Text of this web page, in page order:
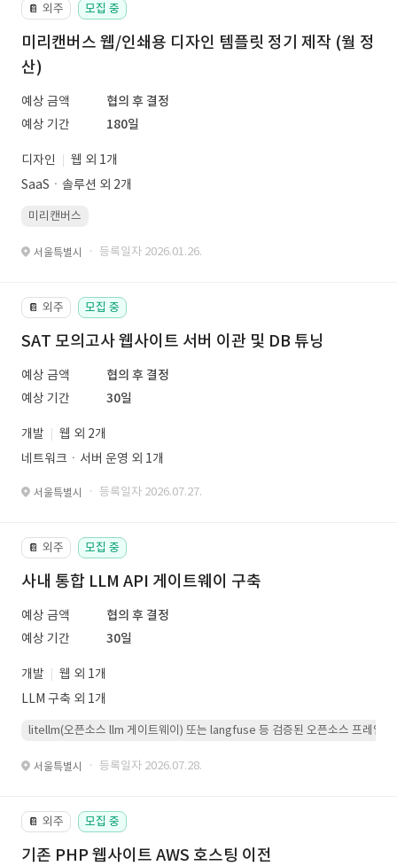
📔 외주 모집 중
미리캔버스 웹/인쇄용 디자인 템플릿 정기 제작 (월 정
산)
예상 금액
협의 후 결정
예상 기간
180일
디자인
웹 외 1개
SaaSㆍ솔루션 외 2개
미리캔버스
서울특별시 · 등록일자 2026.01.26.
📔 외주 모집 중
SAT 모의고사 웹사이트 서버 이관 및 DB 튜닝
예상 금액
협의 후 결정
예상 기간
30일
개발
웹 외 2개
네트워크ㆍ서버 운영 외 1개
서울특별시 · 등록일자 2026.07.27.
📔 외주 모집 중
사내 통합 LLM API 게이트웨이 구축
예상 금액
협의 후 결정
예상 기간
30일
개발
웹 외 1개
LLM 구축 외 1개
litellm(오픈소스 llm 게이트웨이) 또는 langfuse 등 검증된 오픈소스 프레임워
서울특별시 · 등록일자 2026.07.28.
📔 외주 모집 중
기존 PHP 웹사이트 AWS 호스팅 이전